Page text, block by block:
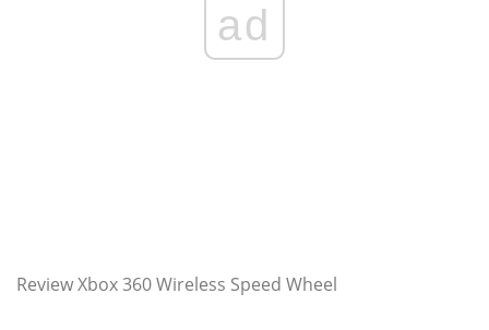
ad
Review Xbox 360 Wireless Speed Wheel